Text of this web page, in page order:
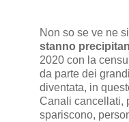
Non so se ve ne
stanno
2020 con la
da parte dei
diventata, in
Canali cancellati,
spariscono,